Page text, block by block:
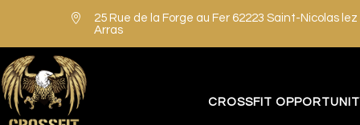

25 Rue de la Forge au Fer 62223 Saint-Nicolas lez
Arras
CROSSFIT